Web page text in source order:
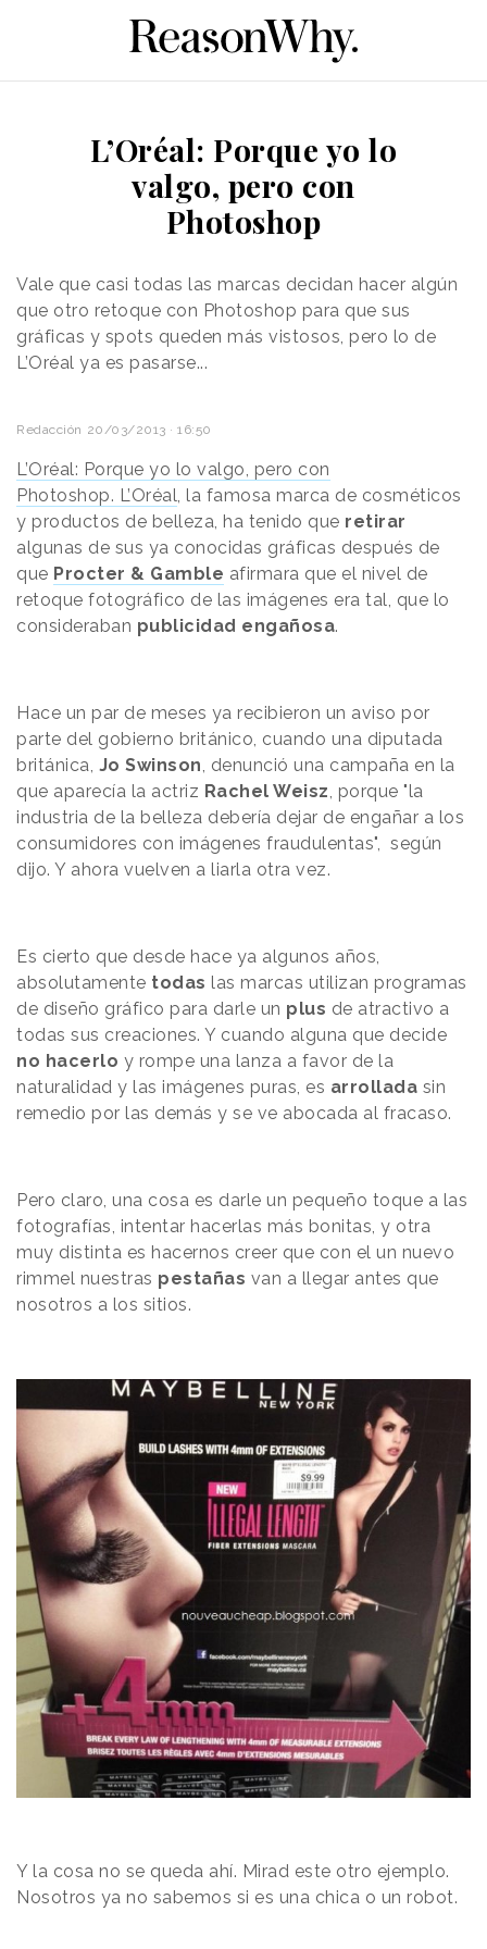
L’Oréal: Porque yo lo
valgo, pero con
Photoshop
Vale que casi todas las marcas decidan hacer algún
que otro retoque con Photoshop para que sus
gráficas y spots queden más vistosos, pero lo de
L’Oréal ya es pasarse...
Redacción 20/03/2013 · 16:50
L’Oréal: Porque yo lo valgo, pero con
Photoshop. L’Oréal , la famosa marca de cosméticos
y productos de belleza, ha tenido que retirar
algunas de sus ya conocidas gráficas después de
que Procter & Gamble afirmara que el nivel de
retoque fotográfico de las imágenes era tal, que lo
consideraban publicidad engañosa.
Hace un par de meses ya recibieron un aviso por
parte del gobierno británico, cuando una diputada
británica, Jo Swinson , denunció una campaña en la
que aparecía la actriz Rachel Weisz , porque "la
industria de la belleza debería dejar de engañar a los
consumidores con imágenes fraudulentas", según
dijo. Y ahora vuelven a liarla otra vez.
Es cierto que desde hace ya algunos años,
absolutamente todas las marcas utilizan programas
de diseño gráfico para darle un plus de atractivo a
todas sus creaciones. Y cuando alguna que decide
no hacerlo y rompe una lanza a favor de la
naturalidad y las imágenes puras, es arrollada sin
remedio por las demás y se ve abocada al fracaso.
Pero claro, una cosa es darle un pequeño toque a las
fotografías, intentar hacerlas más bonitas, y otra
muy distinta es hacernos creer que con el un nuevo
rimmel nuestras pestañas van a llegar antes que
nosotros a los sitios.
Y la cosa no se queda ahí. Mirad este otro ejemplo.
Nosotros ya no sabemos si es una chica o un robot.